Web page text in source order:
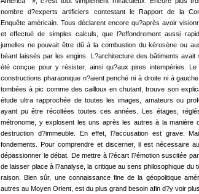
nombre d?experts artificiers contestant le Rapport de la
Enquête américain. Tous déclarent encore qu?après avoir
et effectué de simples calculs, que l?effondrement aussi
jumelles ne pouvait être dû à la combustion du kérosène ou
béant laissés par les engins. L?architecture des bâtiments avait
été conçue pour y résister, ainsi qu?aux pires intempéries.
constructions pharaonique n?aient penché ni à droite ni à
tombées à pic comme des cailloux en chutant, trouve son
étude ultra rapprochée de toutes les images, amateurs ou
ayant pu être récoltées toutes ces années. Les étages,
métronome, y explosent les uns après les autres à la manière
destruction d?immeuble. En effet, l?accusation est grave.
fondements. Pour comprendre et discerner, il est nécessaire
dépassionner le débat. De mettre à l?écart l?émotion suscitée
de laisser place à l?analyse, la critique au sens philosophique du
raison. Bien sûr, une connaissance fine de la géopolitique
autres au Moyen Orient, est du plus grand besoin afin d?y voir